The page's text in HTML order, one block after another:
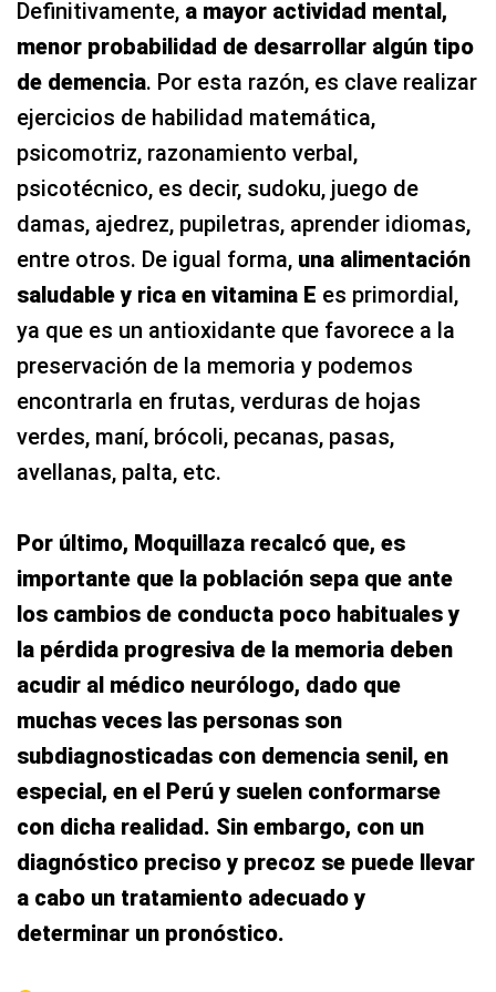
Definitivamente, a mayor actividad mental,
menor probabilidad de desarrollar algún tipo
de demencia. Por esta razón, es clave realizar
ejercicios de habilidad matemática,
psicomotriz, razonamiento verbal,
psicotécnico, es decir, sudoku, juego de
damas, ajedrez, pupiletras, aprender idiomas,
entre otros. De igual forma, una alimentación
saludable y rica en vitamina E es primordial,
ya que es un antioxidante que favorece a la
preservación de la memoria y podemos
encontrarla en frutas, verduras de hojas
verdes, maní, brócoli, pecanas, pasas,
avellanas, palta, etc.
Por último, Moquillaza recalcó que, es
importante que la población sepa que ante
los cambios de conducta poco habituales y
la pérdida progresiva de la memoria deben
acudir al médico neurólogo, dado que
muchas veces las personas son
subdiagnosticadas con demencia senil, en
especial, en el Perú y suelen conformarse
con dicha realidad. Sin embargo, con un
diagnóstico preciso y precoz se puede llevar
a cabo un tratamiento adecuado y
determinar un pronóstico.